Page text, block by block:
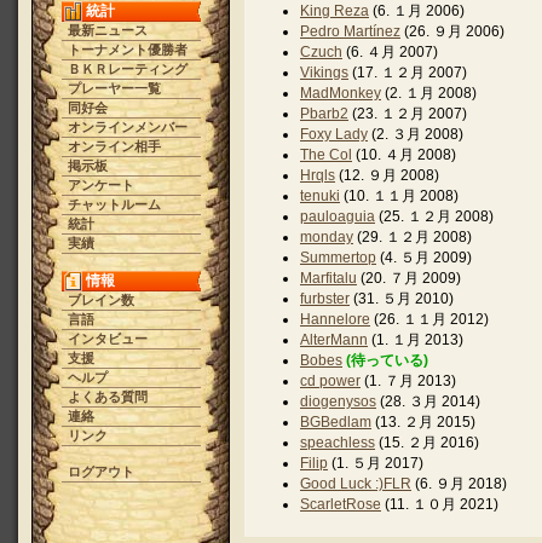
統計
最新ニュース
トーナメント優勝者
ＢＫＲレーティング
プレーヤー一覧
同好会
オンラインメンバー
オンライン相手
掲示板
アンケート
チャットルーム
統計
実績
情報
ブレイン数
言語
インタビュー
支援
ヘルプ
よくある質問
連絡
リンク
ログアウト
King Reza (6. １月 2006)
Pedro Martínez (26. ９月 2006)
Czuch (6. ４月 2007)
Vikings (17. １２月 2007)
MadMonkey (2. １月 2008)
Pbarb2 (23. １２月 2007)
Foxy Lady (2. ３月 2008)
The Col (10. ４月 2008)
Hrqls (12. ９月 2008)
tenuki (10. １１月 2008)
pauloaguia (25. １２月 2008)
monday (29. １２月 2008)
Summertop (4. ５月 2009)
Marfitalu (20. ７月 2009)
furbster (31. ５月 2010)
Hannelore (26. １１月 2012)
AlterMann (1. １月 2013)
Bobes (待っている)
cd power (1. ７月 2013)
diogenysos (28. ３月 2014)
BGBedlam (13. ２月 2015)
speachless (15. ２月 2016)
Filip (1. ５月 2017)
Good Luck :)FLR (6. ９月 2018)
ScarletRose (11. １０月 2021)